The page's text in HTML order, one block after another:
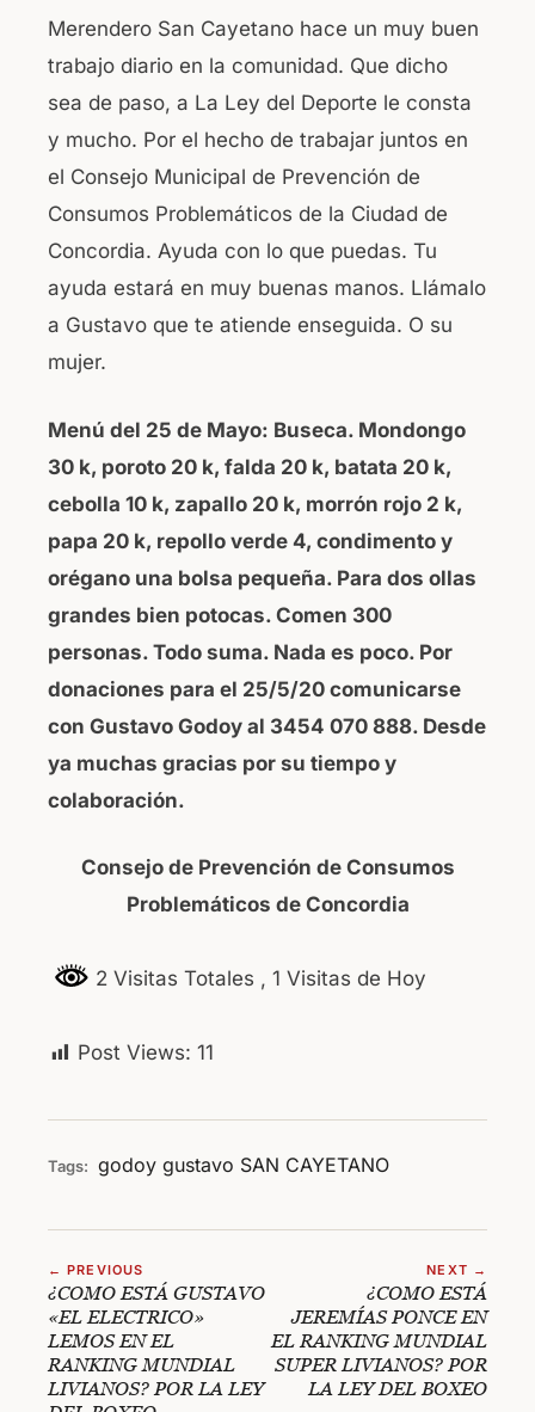
Merendero San Cayetano hace un muy buen
trabajo diario en la comunidad. Que dicho
sea de paso, a La Ley del Deporte le consta
y mucho. Por el hecho de trabajar juntos en
el Consejo Municipal de Prevención de
Consumos Problemáticos de la Ciudad de
Concordia. Ayuda con lo que puedas. Tu
ayuda estará en muy buenas manos. Llámalo
a Gustavo que te atiende enseguida. O su
mujer.
Menú del 25 de Mayo: Buseca. Mondongo
30 k, poroto 20 k, falda 20 k, batata 20 k,
cebolla 10 k, zapallo 20 k, morrón rojo 2 k,
papa 20 k, repollo verde 4, condimento y
orégano una bolsa pequeña. Para dos ollas
grandes bien potocas. Comen 300
personas. Todo suma. Nada es poco. Por
donaciones para el 25/5/20 comunicarse
con Gustavo Godoy al 3454 070 888. Desde
ya muchas gracias por su tiempo y
colaboración.
Consejo de Prevención de Consumos
Problemáticos de Concordia
2 Visitas Totales , 1 Visitas de Hoy
Post Views: 11
Tags: godoy gustavo SAN CAYETANO
← PREVIOUS
¿COMO ESTÁ GUSTAVO
«EL ELECTRICO»
LEMOS EN EL
RANKING MUNDIAL
LIVIANOS? POR LA LEY
NEXT →
¿COMO ESTÁ
JEREMÍAS PONCE EN
EL RANKING MUNDIAL
SUPER LIVIANOS? POR
LA LEY DEL BOXEO